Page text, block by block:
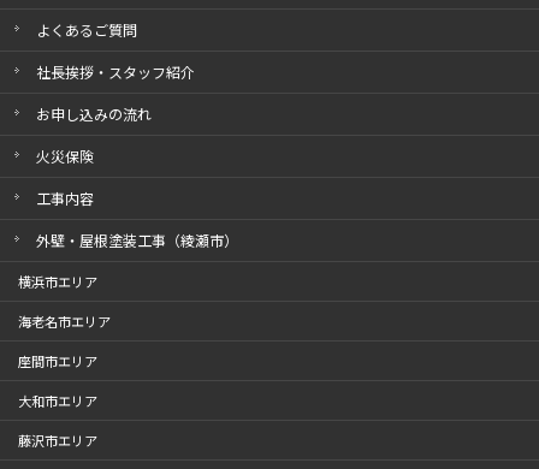
よくあるご質問
社長挨拶・スタッフ紹介
お申し込みの流れ
火災保険
工事内容
外壁・屋根塗装工事（綾瀬市）
横浜市エリア
海老名市エリア
座間市エリア
大和市エリア
藤沢市エリア